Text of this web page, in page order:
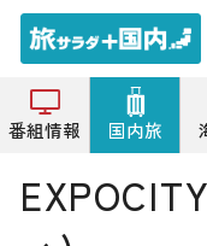
番組情報 国内旅
トップ 複合施設/商業